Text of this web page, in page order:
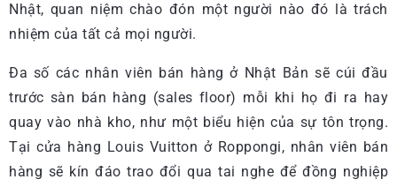
Nhật, quan niệm chào đón một người nào đó là trách
nhiệm của tất cả mọi người.
Đa số các nhân viên bán hàng ở Nhật Bản sẽ cúi đầu
trước sàn bán hàng (sales floor) mỗi khi họ đi ra hay
quay vào nhà kho, như một biểu hiện của sự tôn trọng.
Tại cửa hàng Louis Vuitton ở Roppongi, nhân viên bán
hàng sẽ kín đáo trao đổi qua tai nghe để đồng nghiệp